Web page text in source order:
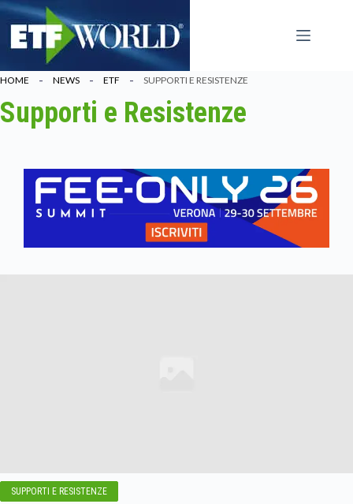
Salta
contenuto
HOME NEWS ETF SUPPORTI E RESISTENZE
Supporti e Resistenze
SUPPORTI E RESISTENZE